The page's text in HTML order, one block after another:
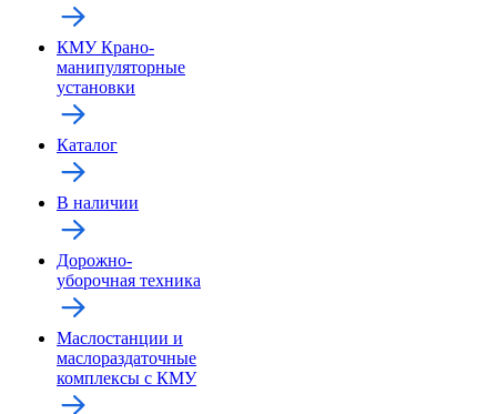
КМУ Крано-
манипуляторные
установки
Каталог
В наличии
Дорожно-
уборочная техника
Маслостанции и
маслораздаточные
комплексы с КМУ